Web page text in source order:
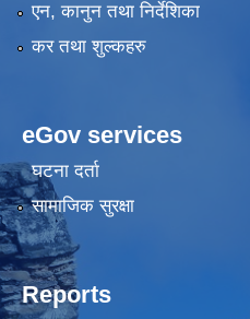
एन, कानुन तथा निर्देशिका
कर तथा शुल्कहरु
eGov services
घटना दर्ता
सामाजिक सुरक्षा
Reports